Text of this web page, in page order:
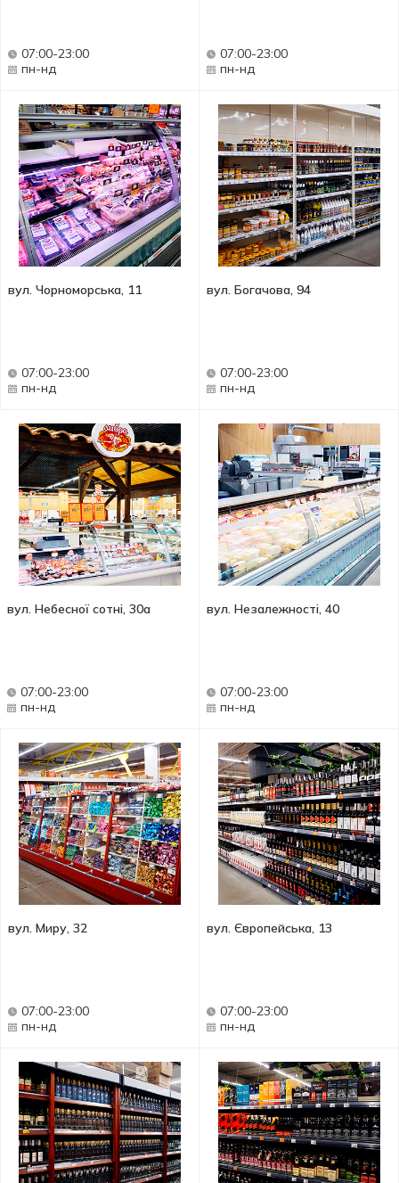
07:00-23:00
пн-нд
07:00-23:00
пн-нд
вул. Чорноморська, 11
07:00-23:00
пн-нд
вул. Богачова, 94
07:00-23:00
пн-нд
вул. Небесної сотні, 30а
07:00-23:00
пн-нд
вул. Незалежності, 40
07:00-23:00
пн-нд
вул. Миру, 32
07:00-23:00
пн-нд
вул. Європейська, 13
07:00-23:00
пн-нд